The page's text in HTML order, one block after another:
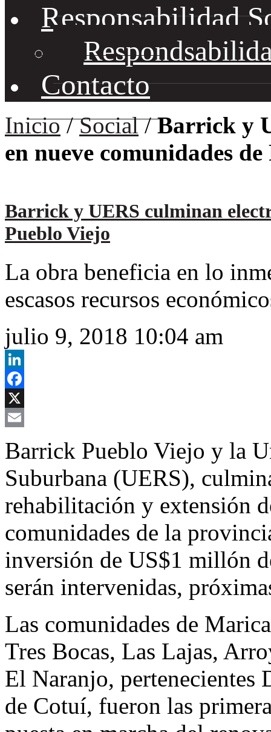
Responsabilidad
Contacto
Inicio/Social/Barrick y
en nueve comunidades
Barrick y UERS culminan
Pueblo Viejo
La obra beneficia en lo
escasos recursos
julio 9, 2018 10:04 am
LinkedIn
Facebook
X
Barrick Pueblo Viejo y la
Suburbana (UERS),
rehabilitación y extensión
comunidades de la
inversión de US$1 millón
serán intervenidas,
Las comunidades de
Tres Bocas, Las Lajas,
El Naranjo,
de Cotuí, fueron las